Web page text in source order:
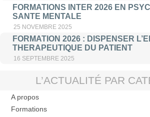
FORMATIONS INTER 2026 EN
SANTE MENTALE
25 NOVEMBRE 2025
FORMATION 2026 : DISPENSER
THERAPEUTIQUE DU PATIENT
16 SEPTEMBRE 2025
L’ACTUALITÉ PAR
A propos
Formations